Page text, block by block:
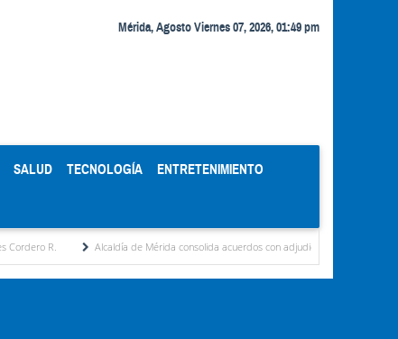
Mérida, Agosto Viernes 07, 2026, 01:49 pm
SALUD TECNOLOGÍA ENTRETENIMIENTO
Alcaldía de Mérida consolida acuerdos con adjudicatarios del Mercado Periférico